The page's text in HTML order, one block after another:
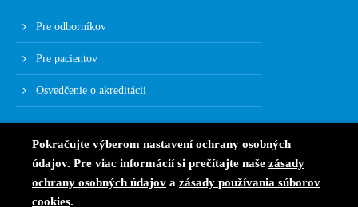
Pre odborníkov
Pre pacientov
Osvedčenie o akreditácii
Pokračujte výberom nastavení ochrany osobných
údajov. Pre viac informácií si prečítajte našezásady
ochrany osobných údajov azásady používania súborov
cookies.